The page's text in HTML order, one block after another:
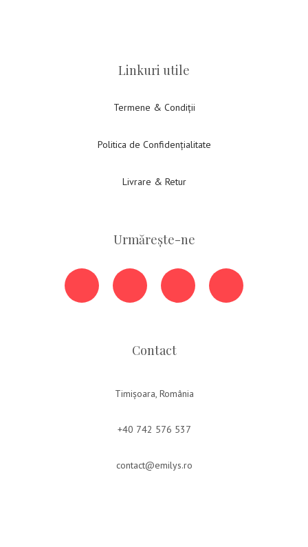
Linkuri utile
Termene & Condiții
Politica de Confidențialitate
Livrare & Retur
Urmărește-ne
Contact
Timișoara, România
+40 742 576 537
contact@emilys.ro